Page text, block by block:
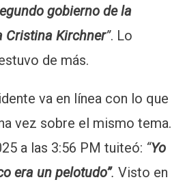
gobierno de la
Cristina Kirchner”. Lo
de más.
va en línea con lo que
vez sobre el mismo tema.
a las 3:56 PM tuiteó: “Yo
era un pelotudo”. Visto en